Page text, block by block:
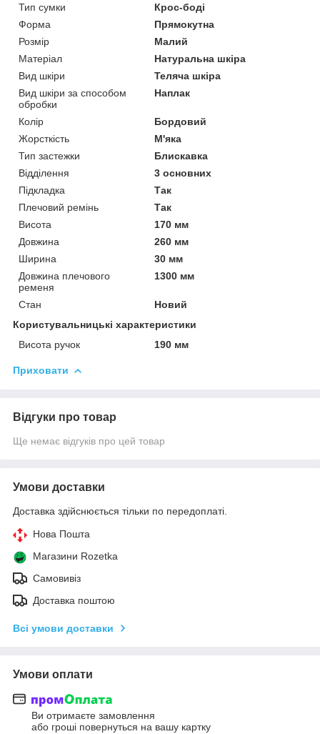
Тип сумки
Крос-боді
Форма
Прямокутна
Розмір
Малий
Матеріал
Натуральна шкіра
Вид шкіри
Теляча шкіра
Вид шкіри за способом
обробки
Наплак
Колір
Бордовий
Жорсткість
М'яка
Тип застежки
Блискавка
Відділення
3 основних
Підкладка
Так
Плечовий ремінь
Так
Висота
170 мм
Довжина
260 мм
Ширина
30 мм
Довжина плечового
ременя
1300 мм
Стан
Новий
Користувальницькі характеристики
Висота ручок
190 мм
Приховати
Відгуки про товар
Ще немає відгуків про цей товар
Умови доставки
Доставка здійснюється тільки по передоплаті.
Нова Пошта
Магазини Rozetka
Самовивіз
Доставка поштою
Всі умови доставки
Умови оплати
Ви отримаєте замовлення
або гроші повернуться на вашу картку